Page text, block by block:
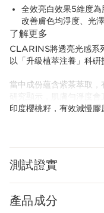
全效亮白效果5維度為
改善膚色均淨度、光
了解更多
CLARINS將透亮光感系
以「升級植萃注養」科硏
當中成份蘊含紫茶萃取，
研究顯示，肌膚勻淨度
印度櫻桃籽，有效減慢
亦包含煙酰胺 (維他命
小貼士：建議搭配使用
嶄新科研
CLARINS最新科研「升
測試證實
產品成分